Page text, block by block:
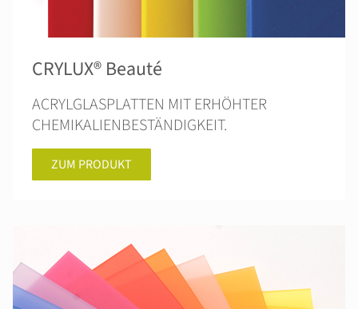
CRYLUX® Beauté
ACRYLGLASPLATTEN MIT ERHÖHTER
CHEMIKALIENBESTÄNDIGKEIT.
ZUM PRODUKT